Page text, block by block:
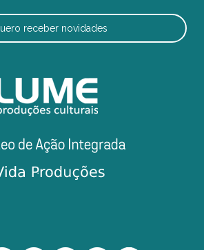
receber novidades